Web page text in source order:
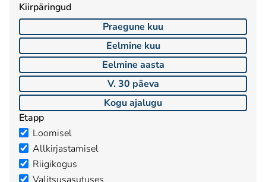
Kiirpäringud
Praegune kuu
Eelmine kuu
Eelmine aasta
V. 30 päeva
Kogu ajalugu
Etapp
Loomisel
Allkirjastamisel
Riigikogus